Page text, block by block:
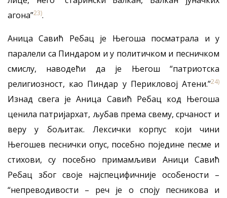
агона”23).
Аница Савић Ребац је Његоша посматрала и у
паралели са Пиндаром и у политичком и песничком
смислу, наводећи да је Његош “патриотска
религиозност, као Пиндар у Перикловој Атени.”24)
Изнад свега је Аница Савић Ребац код Његоша
ценила патријархат, љубав према свему, срчаност и
веру у бољитак. Лексички корпус који чини
Његошев песнички опус, посебно поједине песме и
стихови, су посебно примамљиви Аници Савић
Ребац због своје најспецифичније особености –
“непреводивости – реч је о споју песникова и